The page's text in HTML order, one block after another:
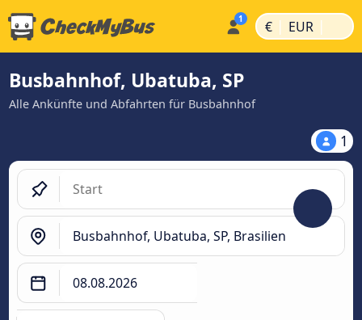
€ | EUR |
Busbahnhof, Ubatuba, SP
Alle Ankünfte und Abfahrten für Busbahnhof
1